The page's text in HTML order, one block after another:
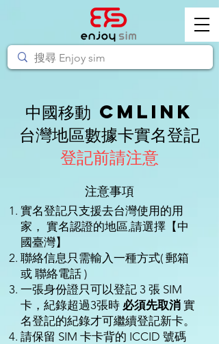
中國移動 CMLINK
台灣地區數據卡實名登記
登記前請注意
注意事項
實名登記只支援去台灣使用的用
家， 實名認證的地區,請選擇【中
國臺灣】
聯絡信息只需輸入一種方式( 郵箱
或 聯絡電話 )
一張身份證只可以登記 3 張 SIM
卡，紀錄超過3張時 必須先取消 實
名登記的紀錄才可繼續登記新卡。
請保留 SIM 卡卡背的 ICCID 號碼